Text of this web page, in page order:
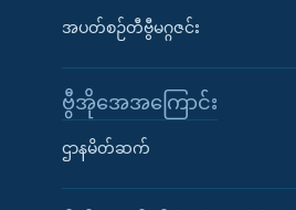
အပတ်စဉ်တီဗွီမဂ္ဂဇင်း
ဗွီအိုအေအကြောင်း
ဌာနမိတ်ဆက်